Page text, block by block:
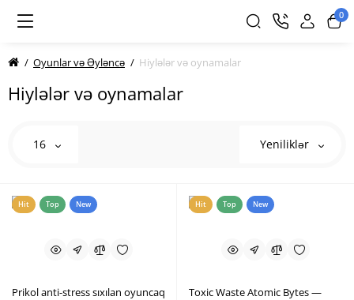
0
Oyunlar və Əyləncə Hiylələr və oynamalar
Hiylələr və oynamalar
16 Yeniliklər
Hit Top New
Prikol anti-stress sıxılan oyuncaq
Hit Top New
Toxic Waste Atomic Bytes —